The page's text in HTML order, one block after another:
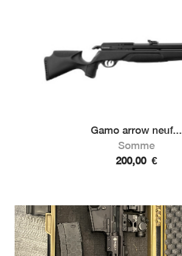
Gamo arrow neuf...
Somme
200,00 €